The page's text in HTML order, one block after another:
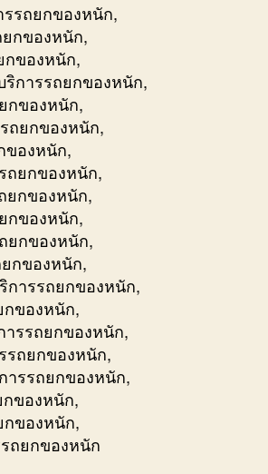
รถยกของหนัก,
กของหนัก,
กของหนัก,
การรถยกของหนัก,
กของหนัก,
ถยกของหนัก,
ของหนัก,
ถยกของหนัก,
ยกของหนัก,
กของหนัก,
ยกของหนัก,
กของหนัก,
การรถยกของหนัก,
กของหนัก,
ารรถยกของหนัก,
รถยกของหนัก,
ารรถยกของหนัก,
กของหนัก,
กของหนัก,
ถยกของหนัก